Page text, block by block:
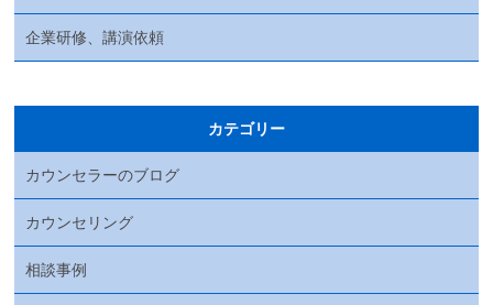
企業研修、講演依頼
カテゴリー
カウンセラーのブログ
カウンセリング
相談事例